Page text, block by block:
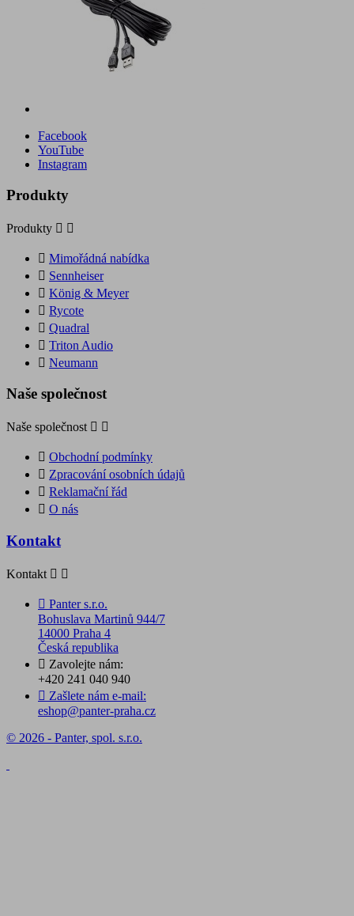
Facebook
YouTube
Instagram
Produkty
Produkty  
 Mimořádná nabídka
 Sennheiser
 König & Meyer
 Rycote
 Quadral
 Triton Audio
 Neumann
Naše společnost
Naše společnost  
 Obchodní podmínky
 Zpracování osobních údajů
 Reklamační řád
 O nás
Kontakt
Kontakt  
 Panter s.r.o.
Bohuslava Martinů 944/7
14000 Praha 4
Česká republika
 Zavolejte nám:
+420 241 040 940
 Zašlete nám e-mail:
eshop@panter-praha.cz
© 2026 - Panter, spol. s.r.o.